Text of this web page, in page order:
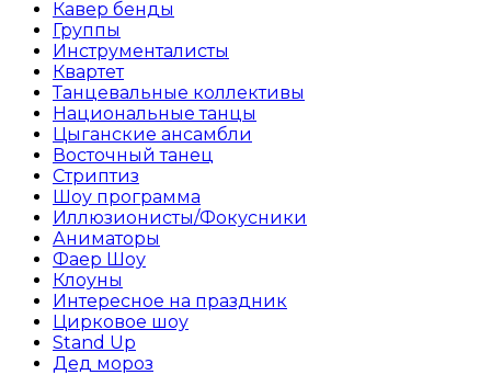
Кавер бенды
Группы
Инструменталисты
Квартет
Танцевальные коллективы
Национальные танцы
Цыганские ансамбли
Восточный танец
Стриптиз
Шоу программа
Иллюзионисты/Фокусники
Аниматоры
Фаер Шоу
Клоуны
Интересное на праздник
Цирковое шоу
Stand Up
Дед мороз